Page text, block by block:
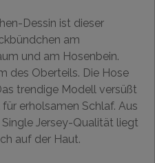
Dessin ist dieser
am
und am Hosenbein.
des Oberteils. Die Hose
trendige Modell versüßt
erholsamen Schlaf. Aus
Jersey-Qualität liegt
auf der Haut.